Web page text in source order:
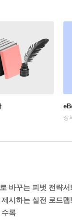
상
바꾸는 피벗 전략서!
시하는 실전 로드맵!
록